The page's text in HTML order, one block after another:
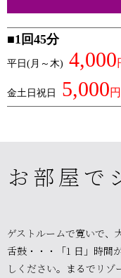
■1回45分
平日(月～木) 4,000
金土日祝日 5,000円
お部屋で
ゲストルームで寛いで、
舌鼓・・・「1 日」時間
しください。まるでリゾ